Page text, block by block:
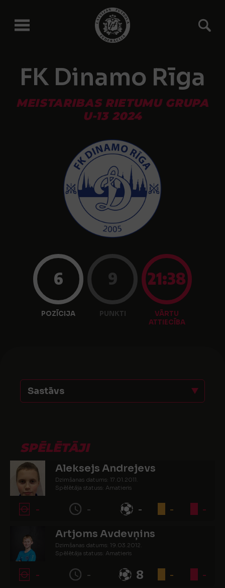
FK Dinamo Rīga
MEISTARIBAS RIETUMU GRUPA
U-13 2024
6
POZĪCIJA
9
PUNKTI
21:38
VĀRTU
ATTIECĪBA
Sastāvs
SPĒLĒTĀJI
Aleksejs Andrejevs
Dzimšanas datums: 17.01.2011.
Spēlētāja statuss: Amatieris
- - - - -
Artjoms Avdevņins
Dzimšanas datums: 19.03.2012.
Spēlētāja statuss: Amatieris
- - 8 - -